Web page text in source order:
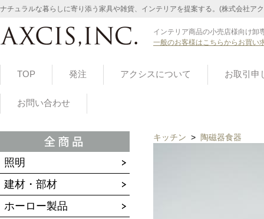
ナチュラルな暮らしに寄り添う家具や雑貨、インテリアを提案する。(株式会社ア
インテリア商品の小売店様向け卸
一般のお客様はこちらからお買い
TOP 発注 アクシスについて お取引申
お問い合わせ
照明
建材・部材
ホーロー製品
キッチン > 陶磁器食器